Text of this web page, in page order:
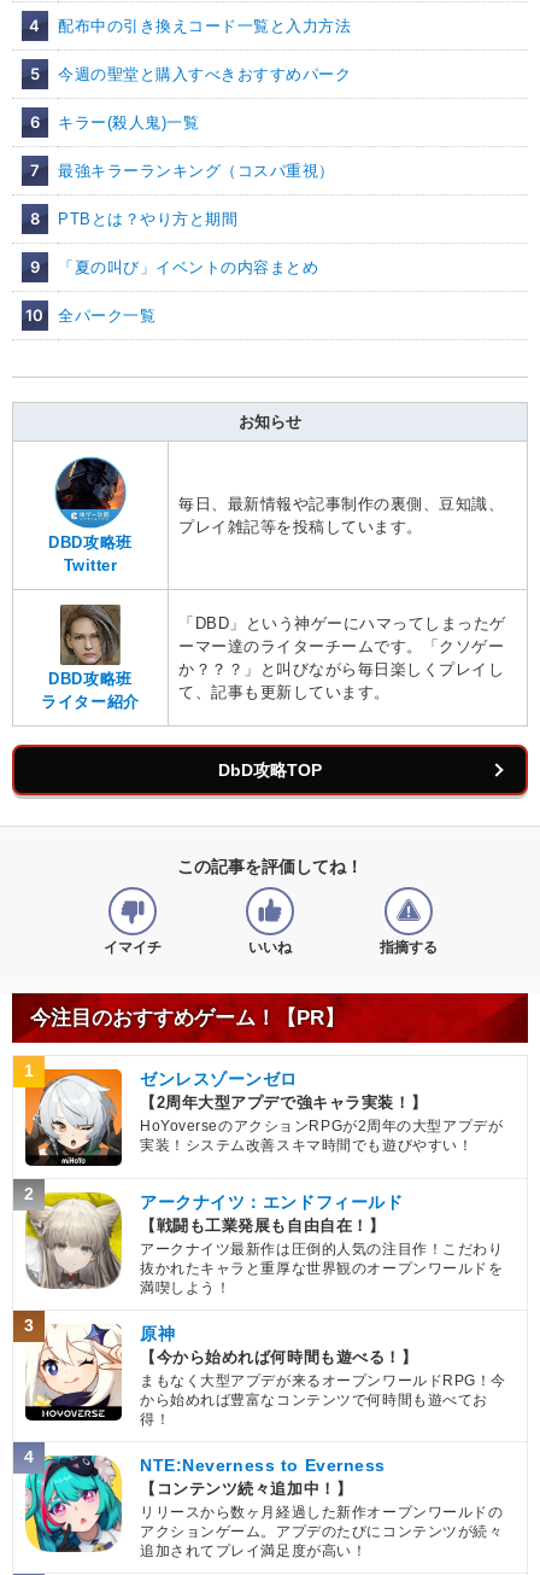
4 配布中の引き換えコード一覧と入力方法
5 今週の聖堂と購入すべきおすすめパーク
6 キラー(殺人鬼)一覧
7 最強キラーランキング（コスパ重視）
8 PTBとは？やり方と期間
9 「夏の叫び」イベントの内容まとめ
10 全パーク一覧
お知らせ
DBD攻略班
Twitter
毎日、最新情報や記事制作の裏側、豆知識、
プレイ雑記等を投稿しています。
DBD攻略班
ライター紹介
「DBD」という神ゲーにハマってしまったゲ
ーマー達のライターチームです。「クソゲー
か？？？」と叫びながら毎日楽しくプレイし
て、記事も更新しています。
DbD攻略TOP
この記事を評価してね！
イマイチ いいね 指摘する
今注目のおすすめゲーム！【PR】
1 ゼンレスゾーンゼロ
【2周年大型アプデで強キャラ実装！】
HoYoverseのアクションRPGが2周年の大型アプデが
実装！システム改善スキマ時間でも遊びやすい！
2 アークナイツ：エンドフィールド
【戦闘も工業発展も自由自在！】
アークナイツ最新作は圧倒的人気の注目作！こだわり
抜かれたキャラと重厚な世界観のオープンワールドを
満喫しよう！
3 原神
【今から始めれば何時間も遊べる！】
まもなく大型アプデが来るオープンワールドRPG！今
から始めれば豊富なコンテンツで何時間も遊べてお
得！
4 NTE:Neverness to Everness
【コンテンツ続々追加中！】
リリースから数ヶ月経過した新作オープンワールドの
アクションゲーム。アプデのたびにコンテンツが続々
追加されてプレイ満足度が高い！